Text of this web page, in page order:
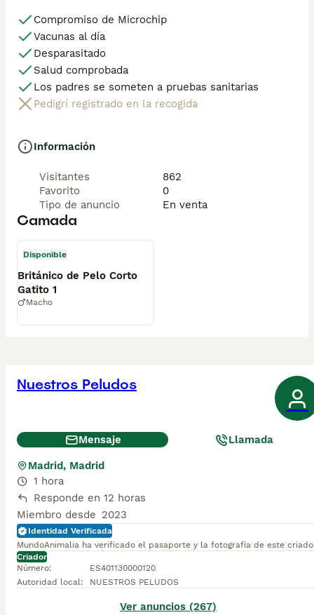
Compromiso de Microchip
Vacunas al día
Desparasitado
Salud comprobada
Los padres se someten a pruebas sanitarias
Pedigrí registrado en la recogida
Información
Visitantes
862
Favorito
0
Tipo de anuncio
En venta
Camada
Disponible
Británico de Pelo Corto
Gatito 1
Macho
Nuestros Peludos
Mensaje Llamada
Madrid, Madrid
1 hora
Responde en 12 horas
Miembro desde 2023
Identidad Verificada
MundoAnimalia ha verificado el pasaporte y la fotografía de este
Criador
Número:
ES401130000120
Autoridad local: NUESTROS PELUDOS
Ver anuncios (267)